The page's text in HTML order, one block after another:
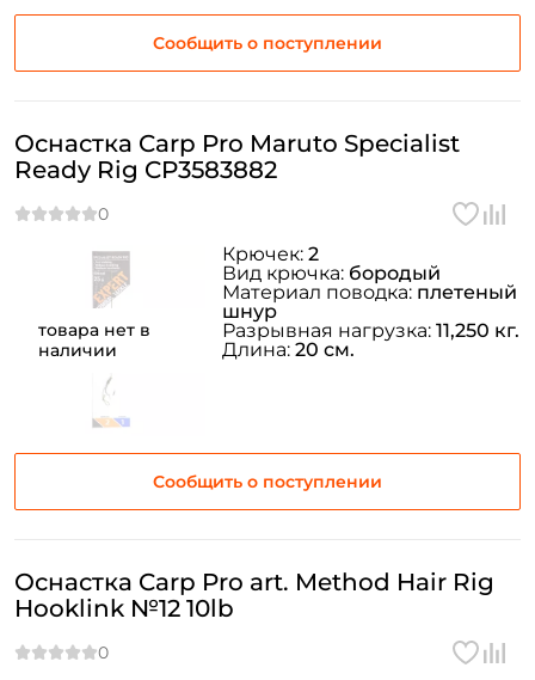
Сообщить о поступлении
товара нет в
наличии
Оснастка Carp Pro Maruto Specialist
Ready Rig CP3583882
Сообщить о поступлении
Крючек: 2
Вид крючка: бородый
Материал поводка: плетеный
шнур
Разрывная нагрузка: 11,250 кг.
Длина: 20 см.
Оснастка Carp Pro art. Method Hair Rig
Hooklink №12 10lb
Придумайте пароль: *
Повторите пароль: *
Заполняя данную форму вы соглашаетесь на обработку
персональных данных
Создать аккаунт